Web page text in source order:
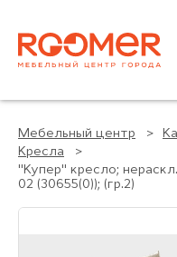
Мебельный центр
Кресла
"Купер" кресло;
02 (30655(0)); (гр.2)